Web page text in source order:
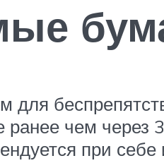
ранее чем
при себе